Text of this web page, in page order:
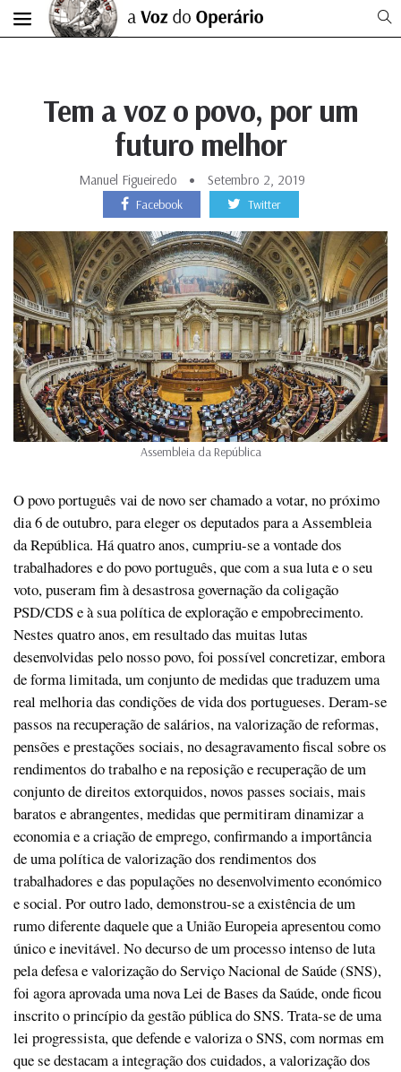
Tem a voz o povo, por um
futuro melhor
Manuel Figueiredo Setembro 2, 2019
Facebook Twitter
Assembleia da República
O povo português vai de novo ser chamado a votar, no próximo
dia 6 de outubro, para eleger os deputados para a Assembleia
da República. Há quatro anos, cumpriu-se a vontade dos
trabalhadores e do povo português, que com a sua luta e o seu
voto, puseram fim à desastrosa governação da coligação
PSD/CDS e à sua política de exploração e empobrecimento.
Nestes quatro anos, em resultado das muitas lutas
desenvolvidas pelo nosso povo, foi possível concretizar, embora
de forma limitada, um conjunto de medidas que traduzem uma
real melhoria das condições de vida dos portugueses. Deram-se
passos na recuperação de salários, na valorização de reformas,
pensões e prestações sociais, no desagravamento fiscal sobre os
rendimentos do trabalho e na reposição e recuperação de um
conjunto de direitos extorquidos, novos passes sociais, mais
baratos e abrangentes, medidas que permitiram dinamizar a
economia e a criação de emprego, confirmando a importância
de uma política de valorização dos rendimentos dos
trabalhadores e das populações no desenvolvimento económico
e social. Por outro lado, demonstrou-se a existência de um
rumo diferente daquele que a União Europeia apresentou como
único e inevitável. No decurso de um processo intenso de luta
pela defesa e valorização do Serviço Nacional de Saúde (SNS),
foi agora aprovada uma nova Lei de Bases da Saúde, onde ficou
inscrito o princípio da gestão pública do SNS. Trata-se de uma
lei progressista, que defende e valoriza o SNS, com normas em
que se destacam a integração dos cuidados, a valorização dos